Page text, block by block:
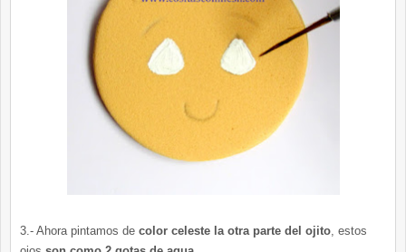
3.- Ahora pintamos de color celeste la otra parte del ojito , estos